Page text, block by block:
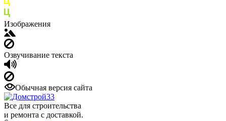
Изображения
Озвучивание текста
Обычная версия сайта
Все для строительства
и ремонта с доставкой.